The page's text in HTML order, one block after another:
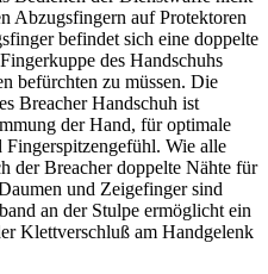
Abzugsfingern auf Protektoren
befindet sich eine doppelte
des Handschuhs
befürchten zu müssen. Die
Breacher Handschuh ist
der Hand, für optimale
Wie alle
der Breacher doppelte Nähte für
und Zeigefinger sind
an der Stulpe ermöglicht ein
Klettverschluß am Handgelenk